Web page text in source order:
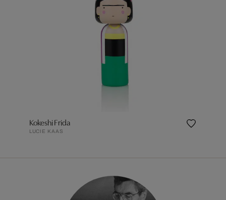
Kokeshi Frida
LUCIE KAAS